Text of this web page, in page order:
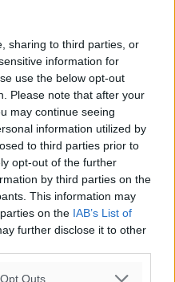
sharing to third parties, or
information for
use the below opt-out
Please note that after your
may continue seeing
information utilized by
to third parties prior to
opt-out of the further
by third parties on the
This information may
on the IAB’s List of
further disclose it to other
Outs